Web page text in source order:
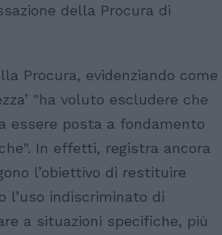
della Procura di
Procura, evidenziando come
"ha voluto escludere che
essere posta a fondamento
In effetti, registra ancora
l’obiettivo di restituire
l’uso indiscriminato di
a situazioni specifiche, più